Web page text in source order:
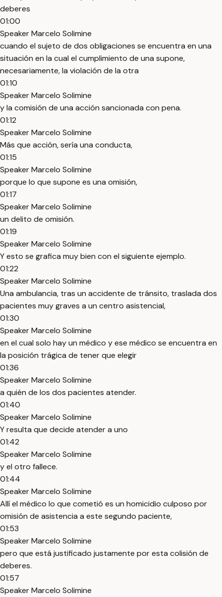
deberes
01:00
Speaker Marcelo Solimine
cuando el sujeto de dos obligaciones se encuentra en una
situación en la cual el cumplimiento de una supone,
necesariamente, la violación de la otra
01:10
Speaker Marcelo Solimine
y la comisión de una acción sancionada con pena.
01:12
Speaker Marcelo Solimine
Más que acción, sería una conducta,
01:15
Speaker Marcelo Solimine
porque lo que supone es una omisión,
01:17
Speaker Marcelo Solimine
un delito de omisión.
01:19
Speaker Marcelo Solimine
Y esto se grafica muy bien con el siguiente ejemplo.
01:22
Speaker Marcelo Solimine
Una ambulancia, tras un accidente de tránsito, traslada dos
pacientes muy graves a un centro asistencial,
01:30
Speaker Marcelo Solimine
en el cual solo hay un médico y ese médico se encuentra en
la posición trágica de tener que elegir
01:36
Speaker Marcelo Solimine
a quién de los dos pacientes atender.
01:40
Speaker Marcelo Solimine
Y resulta que decide atender a uno
01:42
Speaker Marcelo Solimine
y el otro fallece.
01:44
Speaker Marcelo Solimine
Allí el médico lo que cometió es un homicidio culposo por
omisión de asistencia a este segundo paciente,
01:53
Speaker Marcelo Solimine
pero que está justificado justamente por esta colisión de
deberes.
01:57
Speaker Marcelo Solimine